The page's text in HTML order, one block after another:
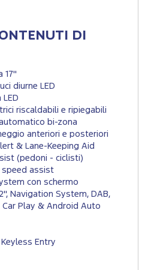
DI
17"
diurne LED
LED
riscaldabili e ripiegabili
bi-zona
anteriori e posteriori
& Lane-Keeping Aid
(pedoni - ciclisti)
speed assist
con schermo
Navigation System, DAB,
Play & Android Auto
Entry